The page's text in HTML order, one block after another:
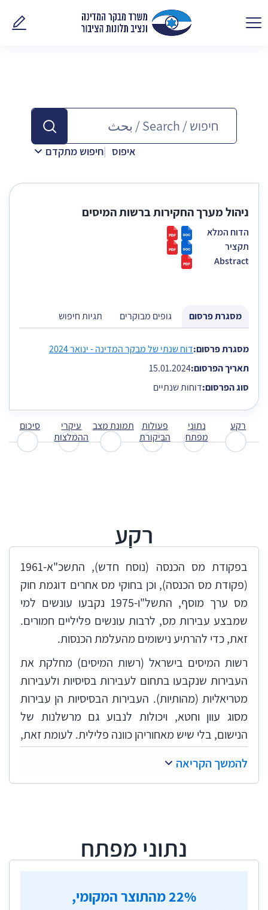
פנו
איפוס חיפוש מתקדם
ניהול מערך החקירות ברשות המיסים
הדוח המלא
תקציר
Abstract
מסגרת פרסום גופים מבוקרים תגיות חיפוש
הגעת לתוכן כרטיסייה על מנת להמשיך בנייוט דלג עם החיצים למטה
מסגרת פרסום:דוח שנתי של מבקר המדינה - ינואר 2024
תאריך הפרסום:15.01.2024
סוג הפרסום:דוחות שנתיים
רקע
נתוני
מפתח
פעולות
הביקורת
תמונת מצב
עיקרי
ההמלצות
סיכום
רקע
בפקודת מס הכנסה (נוסח חדש), התשכ"א-1961
(פקודת מס הכנסה), וכן בחוקי מס אחרים דוגמת חוק
מס ערך מוסף, התשל"ו-1975 נקבעו עונשים למי
שמבצע עבירות מס, לרבות עונשים פליליים חמורים.
זאת, כדי להרתיע נישומים מהעלמת הכנסות.
רשות המיסים בישראל (רשות המיסים) מחלקת את
העבירות שנקבעו בתחום לעבירות בסיסיות ולעבירות
מטריאליות (מהותיות). העבירות הבסיסיות הן עבירות
מסוג עוון וחטא, ויכולות לנבוע גם מרשלנות של
הנישום, בלי שיש מאחוריהן כוונה פלילית. לעומת זאת,
העבירות המטריאליות הן מעשים או מחדלים
המתבצעים בכוונת מכוון. הן עשויות לכלול שימוש
במרמה, עורמה ותחבולה, והן עבירות חמורות
מרמה שמבוצעים על ידי אדם במזיד, בכוונה
על ההפעלה והביצוע של הטיפול הפלילי בנישומים.
להמשך הקריאה
נתוני מפתח
22% מהתוצר המקומי,